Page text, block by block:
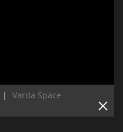
|
Varda Space